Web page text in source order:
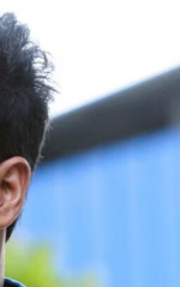
ചെയ്‌ത
ഏറ്റവും വിജയം
ഒന്നാണ്.
ബോക്‌സ്
ഭാഗം
കേബിൾ
പ്രമേയം.